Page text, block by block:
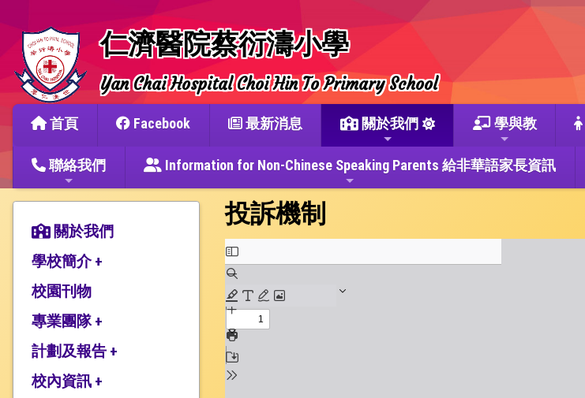
仁濟醫院蔡衍濤小學
Yan Chai Hospital Choi Hin To Primary School
首頁 Facebook 最新消息 關於我們 學與教
聯絡我們 Information for Non-Chinese Speaking Parents 給非華語家長資訊
關於我們
學校簡介 +
辦學宗旨與簡史
仁濟教育簡介
本校捐建人介紹
校監的話
校園刊物
專業團隊 +
教師團隊
行政架構
計劃及報告 +
2025-2026年度計劃
校內資訊 +
投訴機制